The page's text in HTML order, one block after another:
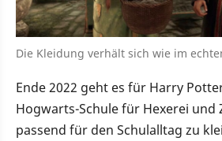
Die Kleidung verhält sich wie im
Ende 2022 geht es für Harry
Hogwarts-Schule für Hexerei und
passend für den Schulalltag zu